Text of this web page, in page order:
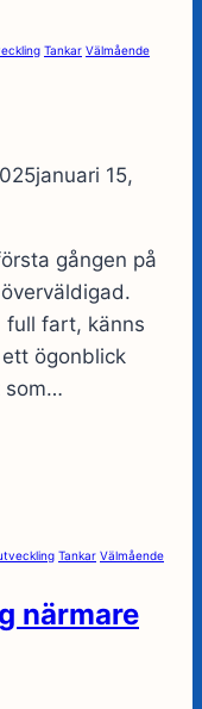
Tankar Välmående
januari 15,
gången på
full fart, känns
ögonblick
som…
Tankar Välmående
närmare